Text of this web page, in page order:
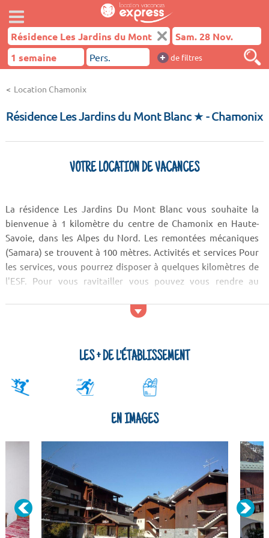
+ de filtres
Location Chamonix
Résidence Les Jardins du Mont Blanc ★- Chamonix
VOTRE LOCATION DE VACANCES
La résidence Les Jardins Du Mont Blanc vous souhaite la
bienvenue à 1 kilomètre du centre de Chamonix en Haute-
Savoie, dans les Alpes du Nord. Les remontées mécaniques
(Samara) se trouvent à 100 mètres. Activités et services Pour
les services, vous pourrez disposer à quelques kilomètres de
l'ESF. Pour vous ravitailler vous pouvez vous rendre au
LES + DE L'ÉTABLISSEMENT
EN IMAGES